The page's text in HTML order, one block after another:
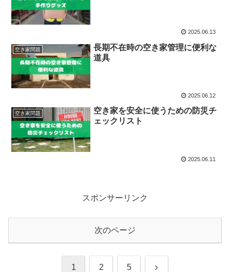
2025.06.13
空き家問題
長期不在時の空き家管理に便利な
道具
2025.06.12
空き家問題
空き家を安全に使うための防災チ
ェックリスト
2025.06.11
スポンサーリンク
次のページ
1 2 5 次